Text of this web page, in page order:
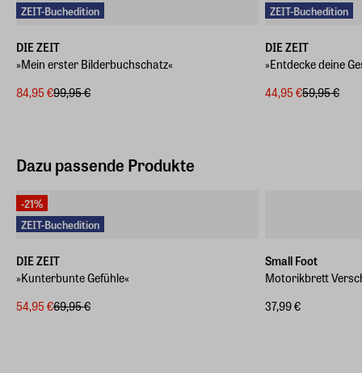
ZEIT-Buchedition
DIE ZEIT
»Mein erster Bilderbuchschatz«
84,95 €99,95 €
ZEIT-Buchedition
DIE ZEIT
»Entdecke deine
44,95 €59,95 €
Dazu passende Produkte
-21%
ZEIT-Buchedition
DIE ZEIT
»Kunterbunte Gefühle«
54,95 €69,95 €
Small Foot
Motorikbrett
37,99 €